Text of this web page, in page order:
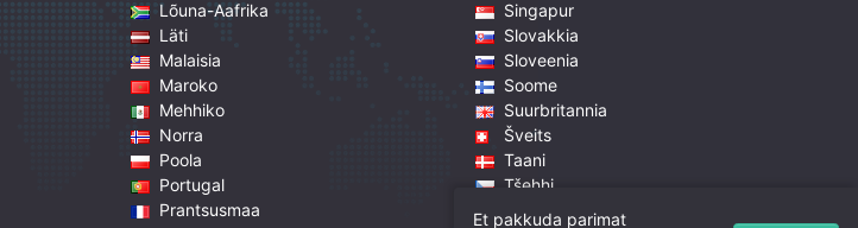
Lõuna-Aafrika
Läti
Malaisia
Maroko
Mehhiko
Norra
Poola
Portugal
Prantsusmaa
Singapur
Slovakkia
Sloveenia
Soome
Suurbritannia
Šveits
Taani
Tšehhi
Tšiili
Et pakkuda parimat